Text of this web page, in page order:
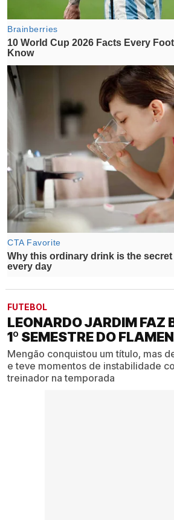
FUTEBOL
LEONARDO JARDIM FAZ
1º SEMESTRE DO
Mengão conquistou um título, mas
e teve momentos de instabilidade
treinador na temporada